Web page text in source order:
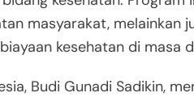
masyarakat, melainkan
kesehatan di masa
Budi Gunadi Sadikin,